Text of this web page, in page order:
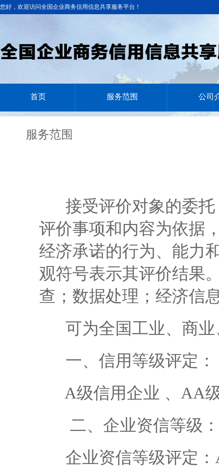
您好，欢迎访问全国企业商务信用信息共享服务平台！
首页 服务范围 公司
服务范围
接受评价对象的委托
评价事项和内容为依据
经济承诺的行为、能力
观符号表示其评价结果
查；数据处理；经济信
可为全国工业、商业
一、信用等级评定：
A级信用企业 、AA级
二、企业资信等级：
企业资信等级评定：